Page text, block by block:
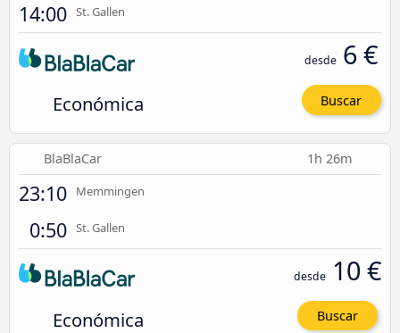
14:00 St. Gallen
Económica
desde 6 €
Buscar
BlaBlaCar 1h 26m
23:10 Memmingen
0:50 St. Gallen
Económica
desde 10 €
Buscar